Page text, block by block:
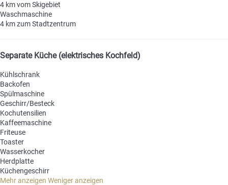
4 km vom Skigebiet
Waschmaschine
4 km zum Stadtzentrum
Separate Küche (elektrisches Kochfeld)
Kühlschrank
Backofen
Spülmaschine
Geschirr/Besteck
Kochutensilien
Kaffeemaschine
Friteuse
Toaster
Wasserkocher
Herdplatte
Küchengeschirr
Mehr anzeigen Weniger anzeigen